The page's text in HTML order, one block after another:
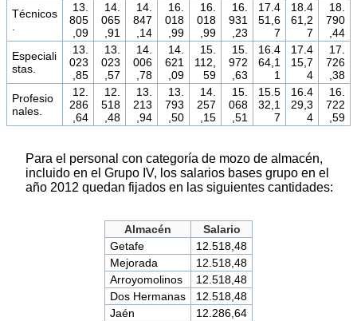
Técnicos
13.
805
,09
14.
065
,91
14.
847
,14
16.
018
,99
16.
018
,99
16.
931
,23
17.4
51,6
7
18.4
61,2
7
18.
790
,44
Especiali
stas.
13.
023
,85
13.
023
,57
14.
006
,78
14.
621
,09
15.
112,
59
15.
972
,63
16.4
64,1
1
17.4
15,7
4
17.
726
,38
Profesio
nales.
12.
286
,64
12.
518
,48
13.
213
,94
13.
793
,50
14.
257
,15
15.
068
,51
15.5
32,1
7
16.4
29,3
4
16.
722
,59
Para el personal con categoría de mozo de almacén,
incluido en el Grupo IV, los salarios bases grupo en el
año 2012 quedan fijados en las siguientes cantidades:
Almacén
Salario
Getafe
12.518,48
Mejorada
12.518,48
Arroyomolinos
12.518,48
Dos Hermanas
12.518,48
Jaén
12.286,64